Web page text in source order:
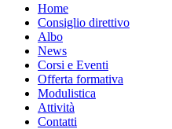
Home
Consiglio direttivo
Albo
News
Corsi e Eventi
Offerta formativa
Modulistica
Attività
Contatti